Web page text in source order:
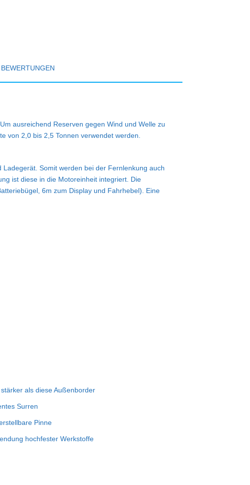
BEWERTUNGEN
ausreichend Reserven gegen Wind und Welle zu
von 2,0 bis 2,5 Tonnen verwendet werden.
Somit werden bei der Fernlenkung auch
ist diese in die Motoreinheit integriert. Die
6m zum Display und Fahrhebel). Eine
als diese Außenborder
Surren
Pinne
hochfester Werkstoffe